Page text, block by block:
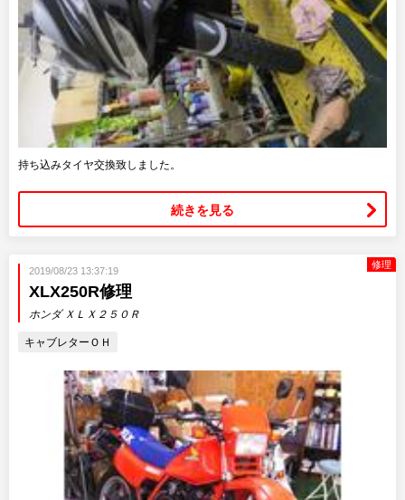
持ち込みタイヤ交換致しました。
続きを見る
修理
2019/08/23 13:37:19
XLX250R修理
ホンダ ＸＬＸ２５０Ｒ
キャブレターＯＨ